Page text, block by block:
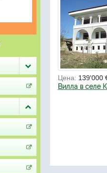
Цена: 139'000
Вилла в селе